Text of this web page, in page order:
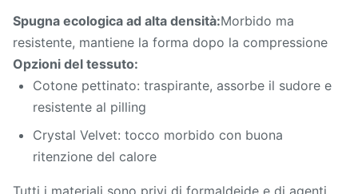
Spugna ecologica ad alta densità:Morbido ma
resistente, mantiene la forma dopo la compressione
Opzioni del tessuto:
Cotone pettinato: traspirante, assorbe il sudore e
resistente al pilling
Crystal Velvet: tocco morbido con buona
ritenzione del calore
Tutti i materiali sono privi di formaldeide e di agenti